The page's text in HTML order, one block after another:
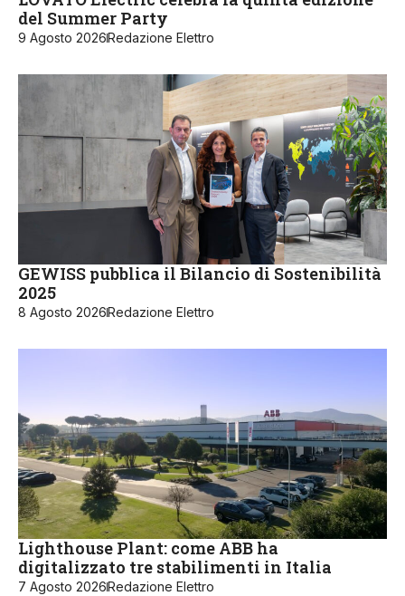
del Summer Party
9 Agosto 2026Redazione Elettro
GEWISS pubblica il Bilancio di Sostenibilità
2025
8 Agosto 2026Redazione Elettro
Lighthouse Plant: come ABB ha
digitalizzato tre stabilimenti in Italia
7 Agosto 2026Redazione Elettro